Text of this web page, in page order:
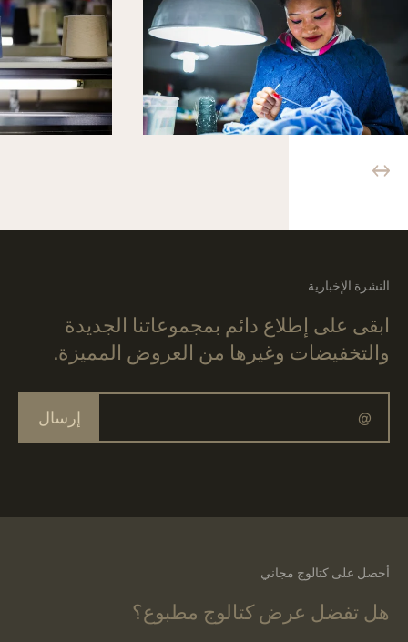
النشرة الإخبارية
ابقى على إطلاع دائم بمجموعاتنا الجديدة
والتخفيضات وغيرها من العروض المميزة.
إرسال
أحصل على كتالوج مجاني
هل تفضل عرض كتالوج مطبوع؟